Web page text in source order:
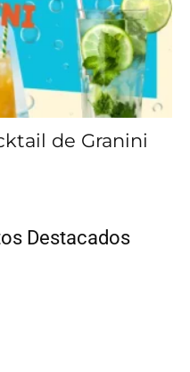
de Granini
Destacados